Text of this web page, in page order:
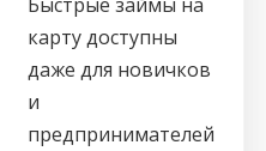
карту доступны
даже для новичков
и
предпринимателей